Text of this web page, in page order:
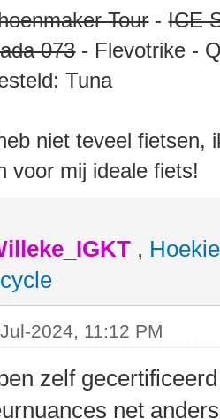
Tour-ICE
073- Flevotrike -
Tuna
niet teveel fietsen,
voor mij ideale fiets!
, Hoekie
2024, 11:12 PM
zelf
net